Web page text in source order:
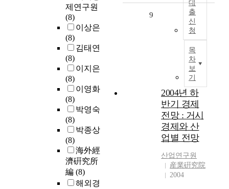
제연구원
(8)
이상은
(8)
김태연
(8)
이지은
(8)
이영화
(8)
박영숙
(8)
박종상
(8)
海外經
濟硏究所
編 (8)
해외경
대
출
신
청
목
차
보
기
9
2004년 하
반기 경제
전망 : 거시
경제와 산
업별 전망
산업연구원
産業硏究院
2004